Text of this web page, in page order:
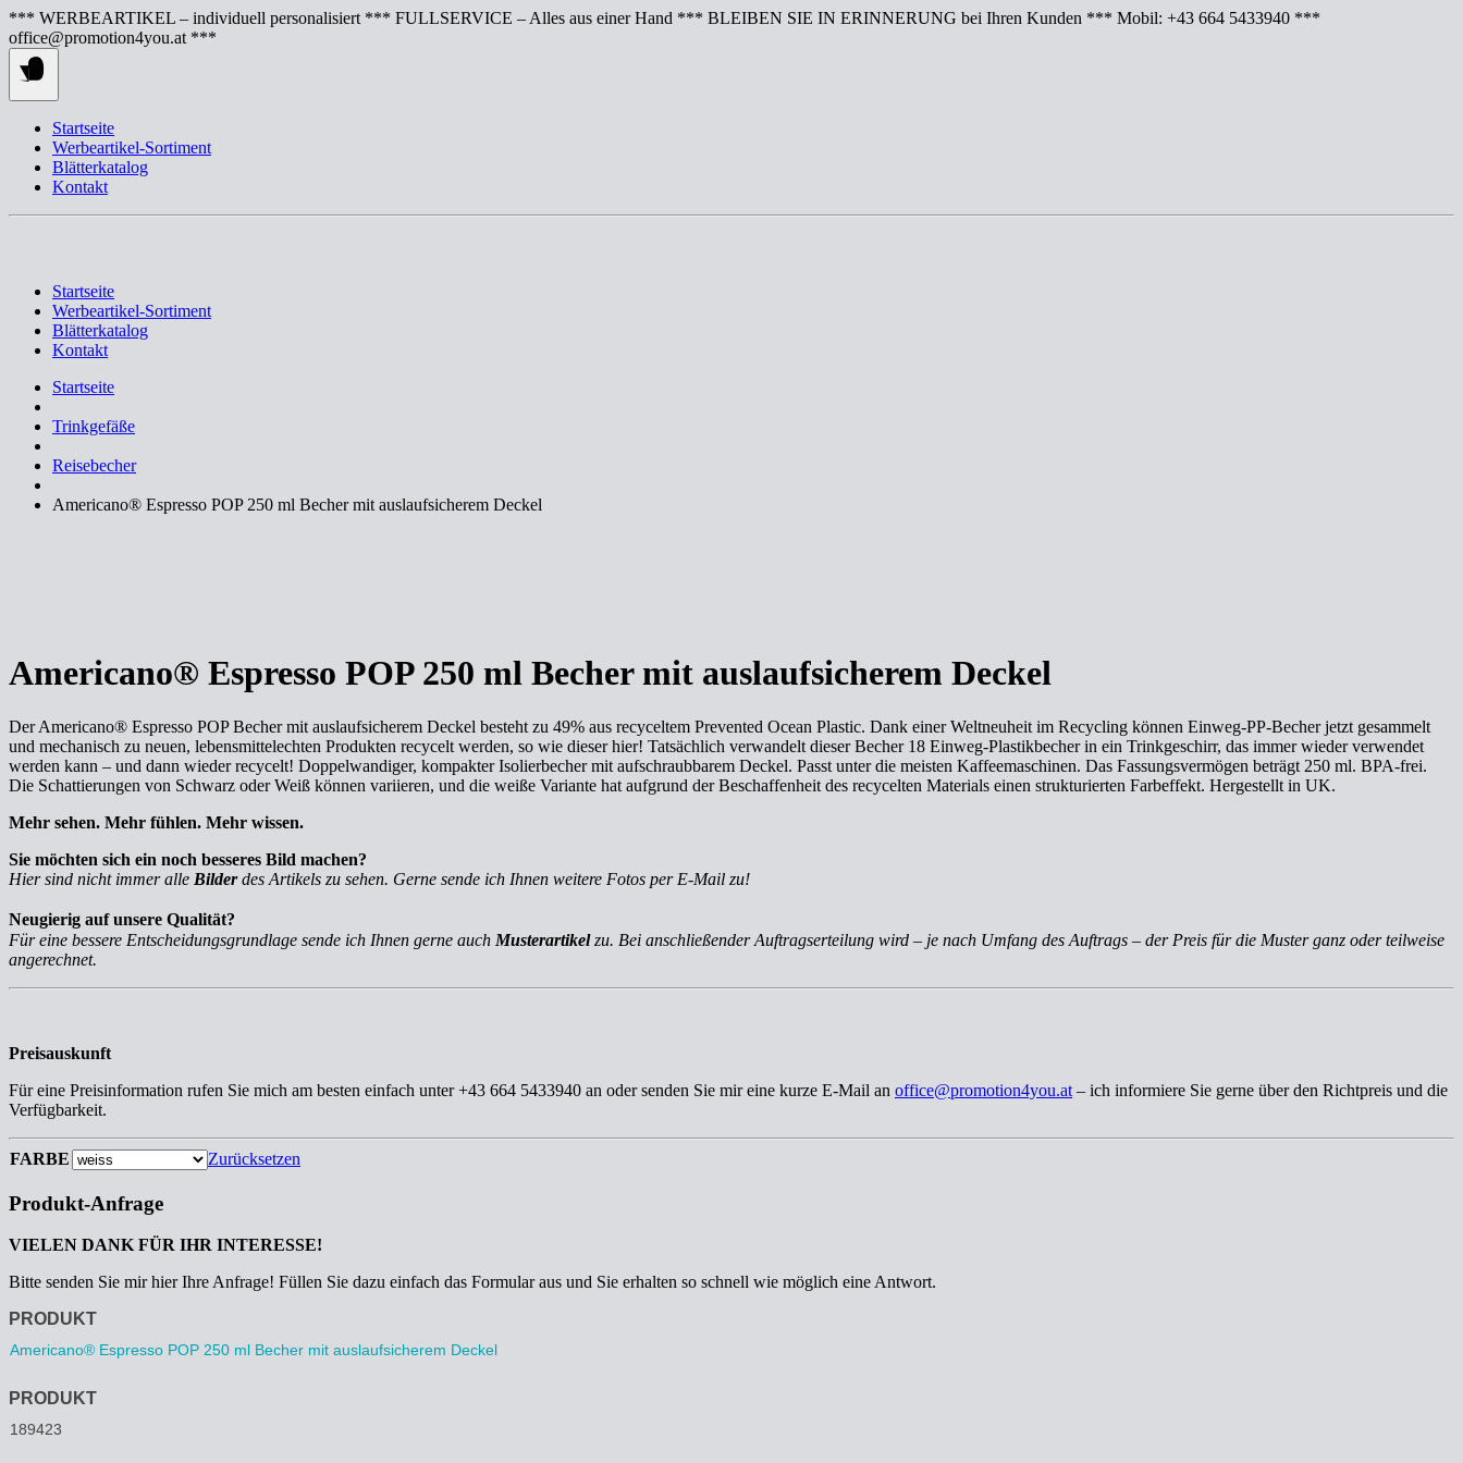
Springe
zum
Inhalt
*** WERBEARTIKEL – individuell personalisiert *** FULLSERVICE – Alles aus einer Hand *** BLEIBEN SIE IN ERINNERUNG bei Ihren Kunden *** Mobil: +43 664 5433940 ***
office@promotion4you.at ***
Startseite
Werbeartikel-Sortiment
Blätterkatalog
Kontakt
Startseite
Werbeartikel-Sortiment
Blätterkatalog
Kontakt
Startseite
Trinkgefäße
Reisebecher
Americano® Espresso POP 250 ml Becher mit auslaufsicherem Deckel
Americano® Espresso POP 250 ml Becher mit auslaufsicherem Deckel
Der Americano® Espresso POP Becher mit auslaufsicherem Deckel besteht zu 49% aus recyceltem Prevented Ocean Plastic. Dank einer Weltneuheit im Recycling können Einweg-PP-Becher jetzt gesammelt
und mechanisch zu neuen, lebensmittelechten Produkten recycelt werden, so wie dieser hier! Tatsächlich verwandelt dieser Becher 18 Einweg-Plastikbecher in ein Trinkgeschirr, das immer wieder verwendet
werden kann – und dann wieder recycelt! Doppelwandiger, kompakter Isolierbecher mit aufschraubbarem Deckel. Passt unter die meisten Kaffeemaschinen. Das Fassungsvermögen beträgt 250 ml. BPA-frei.
Die Schattierungen von Schwarz oder Weiß können variieren, und die weiße Variante hat aufgrund der Beschaffenheit des recycelten Materials einen strukturierten Farbeffekt. Hergestellt in UK.
Mehr sehen. Mehr fühlen. Mehr wissen.
Sie möchten sich ein noch besseres Bild machen?
Hier sind nicht immer alle Bilderdes Artikels zu sehen. Gerne sende ich Ihnen weitere Fotos per E-Mail zu!
Neugierig auf unsere Qualität?
Für eine bessere Entscheidungsgrundlage sende ich Ihnen gerne auch Musterartikelzu. Bei anschließender Auftragserteilung wird – je nach Umfang des Auftrags – der Preis für die Muster ganz oder teilweise
angerechnet.
Preisauskunft
Für eine Preisinformation rufen Sie mich am besten einfach unter +43 664 5433940 an oder senden Sie mir eine kurze E-Mail an office@promotion4you.at – ich informiere Sie gerne über den Richtpreis und die
Verfügbarkeit.
FARBE Zurücksetzen
Produkt-Anfrage
VIELEN DANK FÜR IHR INTERESSE!
Bitte senden Sie mir hier Ihre Anfrage! Füllen Sie dazu einfach das Formular aus und Sie erhalten so schnell wie möglich eine Antwort.
Anfrage
PRODUKT
PRODUKT